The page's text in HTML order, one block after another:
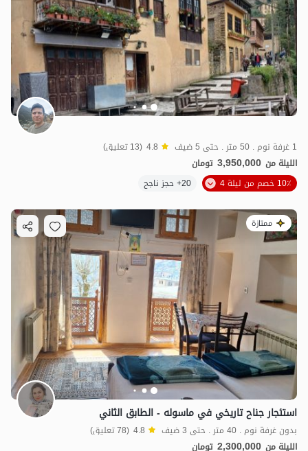
1 غرفة نوم . 50 متر . حتى 5 ضيف 4.8 (13 تعليق)
الليلة من 3,950,000 تومان
10٪ خصم من ليلة 4
20+ حجز ناجح
ممتازة
استئجار جناح تاريخي في ماسوله - الطابق الثاني
بدون غرفة نوم . 40 متر . حتى 3 ضيف 4.8 (78 تعليق)
الليلة من 2,300,000 تومان